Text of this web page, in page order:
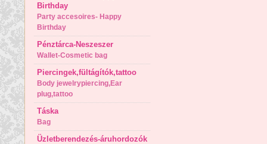
Birthday
Party accesoires- Happy
Birthday
Pénztárca-Neszeszer
Wallet-Cosmetic bag
Piercingek,fültágítók,tattoo
Body jewelrypiercing,Ear
plug,tattoo
Táska
Bag
Üzletberendezés-áruhordozók